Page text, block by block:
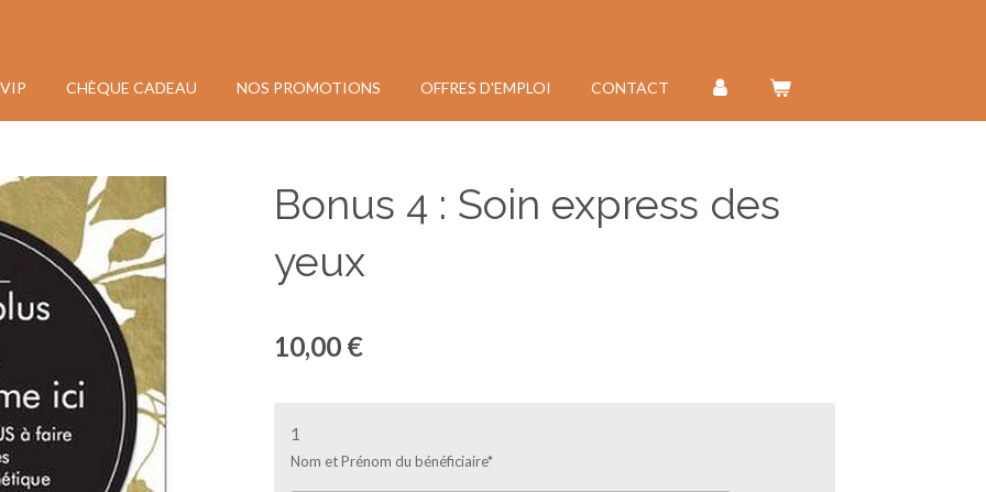
CHÈQUE CADEAU NOS PROMOTIONS OFFRES D'EMPLOI CONTACT
Bonus 4 : Soin express des
yeux
10,00 €
1
Nom et Prénom du bénéficiaire*